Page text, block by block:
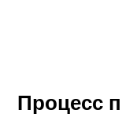
Процесс